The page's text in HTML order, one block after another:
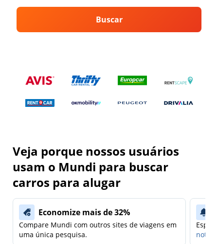
Buscar
Veja porque nossos usuários
usam o Mundi para buscar
carros para alugar
Economize mais de 32%
Compare Mundi com outros sites de viagens em
uma única pesquisa.